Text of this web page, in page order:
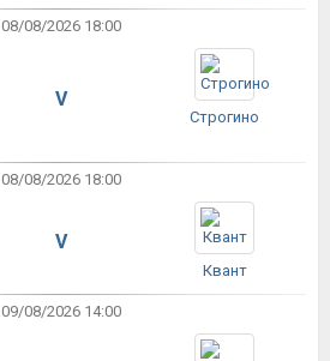
08/08/2026 18:00
V
Строгино
08/08/2026 18:00
V
Квант
09/08/2026 14:00